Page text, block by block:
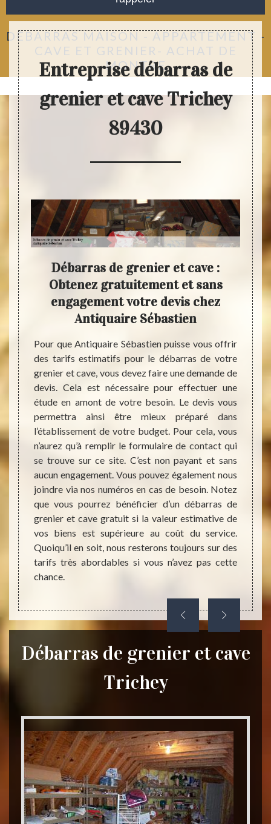
DÉBARRAS MAISON - APPARTEMENT -
CAVE ET GRENIER- ACHAT DE
MONTRE
Entreprise débarras de
grenier et cave Trichey
89430
sans
le
une
les
se
cave
Débarras de grenier et cave :
Obtenez gratuitement et sans
engagement votre devis chez
Antiquaire Sébastien
Pour que Antiquaire Sébastien puisse vous offrir
des tarifs estimatifs pour le débarras de votre
grenier et cave, vous devez faire une demande de
devis. Cela est nécessaire pour effectuer une
étude en amont de votre besoin. Le devis vous
permettra ainsi être mieux préparé dans
l’établissement de votre budget. Pour cela, vous
n’aurez qu’à remplir le formulaire de contact qui
se trouve sur ce site. C’est non payant et sans
aucun engagement. Vous pouvez également nous
joindre via nos numéros en cas de besoin. Notez
que vous pourrez bénéficier d’un débarras de
grenier et cave gratuit si la valeur estimative de
vos biens est supérieure au coût du service.
Quoiqu’il en soit, nous resterons toujours sur des
tarifs très abordables si vous n’avez pas cette
chance.
La
en
peut
et
Débarras de grenier et cave
Trichey